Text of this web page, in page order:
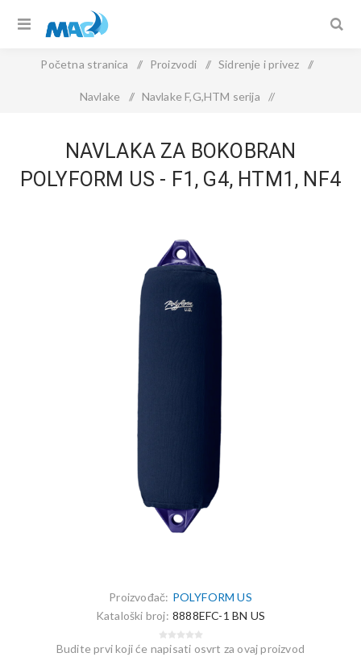
Početna stranica / Proizvodi / Sidrenje i privez /
Navlake / Navlake F,G,HTM serija /
NF4 NAVY BLUE
NAVLAKA ZA BOKOBRAN
POLYFORM US - F1, G4, HTM1, NF4
Proizvođač: POLYFORM US
Kataloški broj: 8888EFC-1 BN US
Budite prvi koji će napisati osvrt za ovaj proizvod